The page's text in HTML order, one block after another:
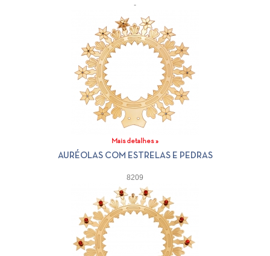
-
Mais detalhes »
AURÉOLAS COM ESTRELAS E PEDRAS
8209